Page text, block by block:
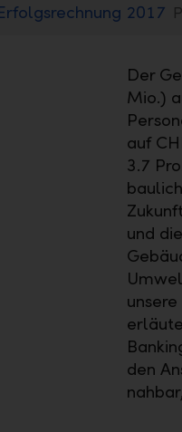
2017
Der
Mio.)
auf
3.7
und
den